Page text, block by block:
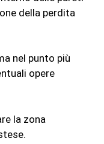
della perdita
nel punto più
opere
la zona